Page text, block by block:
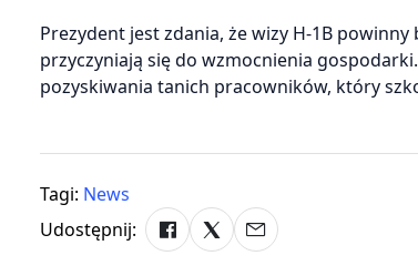
Prezydent jest zdania, że wizy H-1B
przyczyniają się do wzmocnienia
pozyskiwania tanich pracowników, który
Tagi: News
Udostępnij: